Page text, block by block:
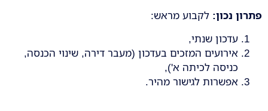
פתרון נכון: לקבוע מראש:
עדכון שנתי,
אירועים המזכים בעדכון (מעבר דירה, שינוי הכנסה,
כניסה לכיתה א'),
אפשרות לגישור מהיר.